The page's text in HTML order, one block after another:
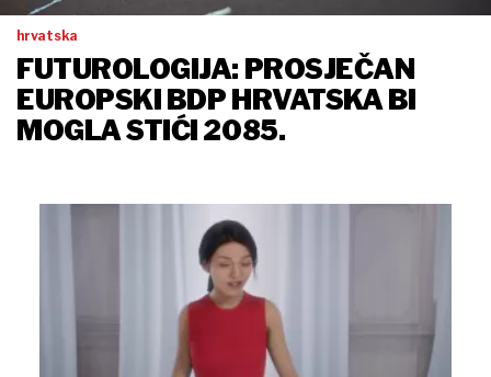
hrvatska
FUTUROLOGIJA: PROSJEČAN
EUROPSKI BDP HRVATSKA BI
MOGLA STIĆI 2085.